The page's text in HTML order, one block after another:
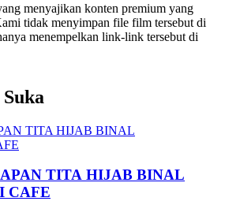
menyajikan konten premium yang
tidak menyimpan file film tersebut di
menempelkan link-link tersebut di
TITA HIJAB BINAL
CAFE